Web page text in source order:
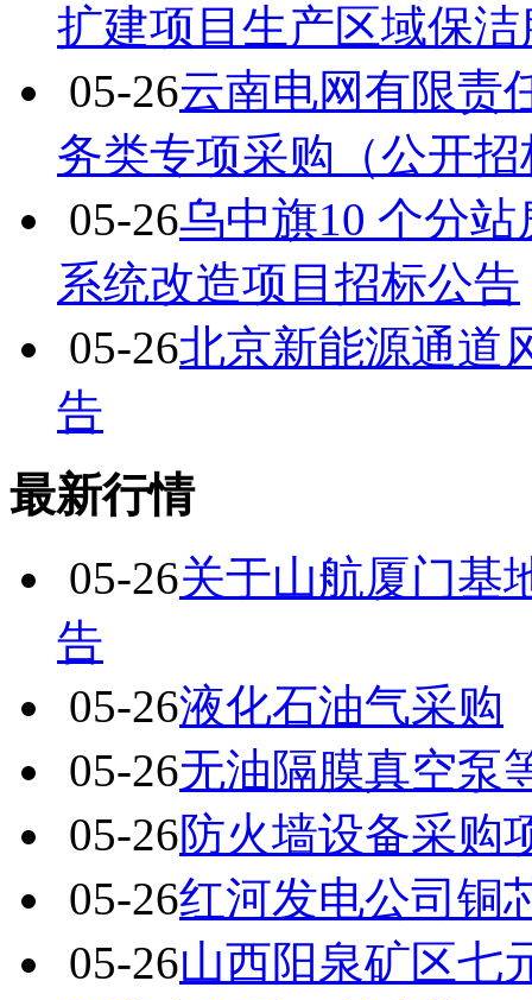
扩建项目生产区域保
05-26云南电网有限责
务类专项采购（公开
05-26乌中旗10 个分
系统改造项目招标公告
05-26北京新能源通道
告
最新行情
05-26关于山航厦门基
告
05-26液化石油气采购
05-26无油隔膜真空泵
05-26防火墙设备采购
05-26红河发电公司铜
05-26山西阳泉矿区七